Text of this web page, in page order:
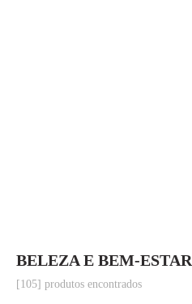
BELEZA E BEM-ESTAR
[105] produtos encontrados